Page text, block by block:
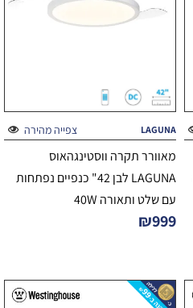
צפייה מהירה LAGUNA
מאוורר תקרה ווסטינגהאוס
LAGUNA לבן 42" כנפיים נפתחות
עם שלט ותאורה 40W
₪999